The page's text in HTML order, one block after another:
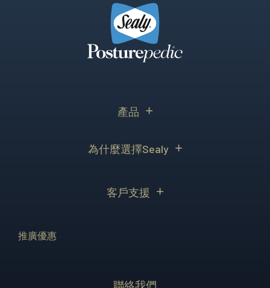
產品
為什麼選擇Sealy
客戶支援
推廣優惠
聯絡我們